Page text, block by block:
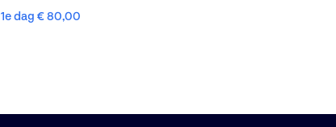
1e dag €80,00